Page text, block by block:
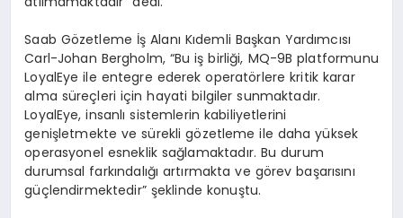
Saab Gözetleme İş Alanı Kıdemli Başkan Yardımcısı
Carl-Johan Bergholm, “Bu iş birliği, MQ-9B platformunu
LoyalEye ile entegre ederek operatörlere kritik karar
alma süreçleri için hayati bilgiler sunmaktadır.
LoyalEye, insanlı sistemlerin kabiliyetlerini
genişletmekte ve sürekli gözetleme ile daha yüksek
operasyonel esneklik sağlamaktadır. Bu durum
durumsal farkındalığı artırmakta ve görev başarısını
güçlendirmektedir” şeklinde konuştu.